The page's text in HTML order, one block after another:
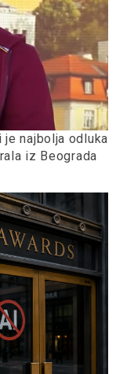
najbolja odluka
iz Beograda